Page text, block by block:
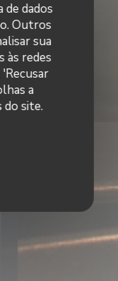
dados
Outros
sua
às redes
a
do site.